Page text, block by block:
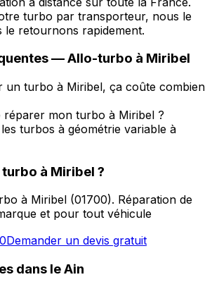
turbo par transporteur, nous le
le retournons rapidement.
—Allo-turbo à Miribel
un turbo à Miribel, ça coûte combien
réparer mon turbo à Miribel ?
turbos à géométrie variable à
turbo à Miribel ?
à Miribel (01700). Réparation de
et pour tout véhicule
Demander un devis gratuit
dans leAin